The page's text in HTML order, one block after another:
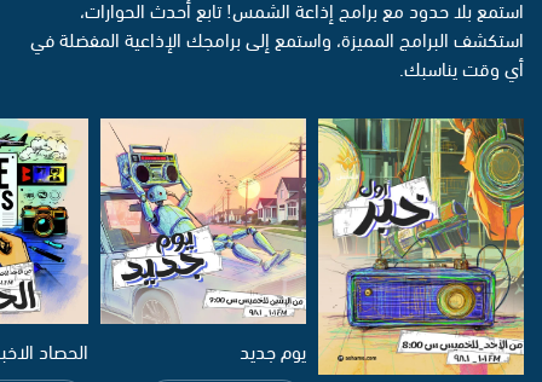
استمع بلا حدود مع برامج إذاعة الشمس! تابع أحدث الحوارات،
استكشف البرامج المميزة، واستمع إلى برامجك الإذاعية المفضلة في
أي وقت يناسبك.
يوم جديد
الحصاد